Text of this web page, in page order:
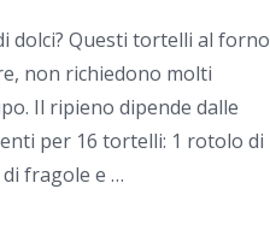
dolci? Questi tortelli al forno
non richiedono molti
Il ripieno dipende dalle
per 16 tortelli: 1 rotolo di
fragole e …